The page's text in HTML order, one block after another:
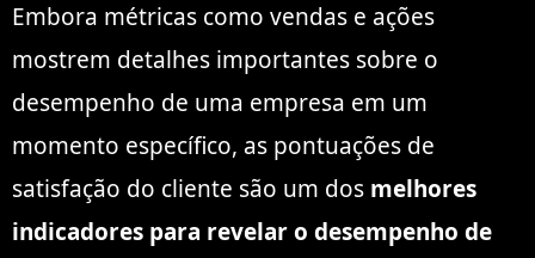
Embora métricas como vendas e ações
mostrem detalhes importantes sobre o
desempenho de uma empresa em um
momento específico, as pontuações de
satisfação do cliente são um dos melhores
indicadores para revelar o desempenho de